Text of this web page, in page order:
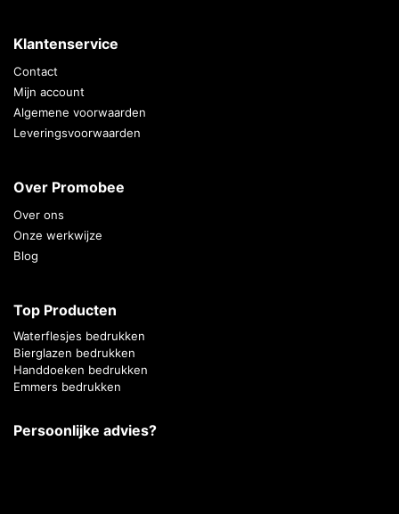
Klantenservice
Contact
Mijn account
Algemene voorwaarden
Leveringsvoorwaarden
Over Promobee
Over ons
Onze werkwijze
Blog
Top Producten
Waterflesjes bedrukken
Bierglazen bedrukken
Handdoeken bedrukken
Emmers bedrukken
Persoonlijke advies?